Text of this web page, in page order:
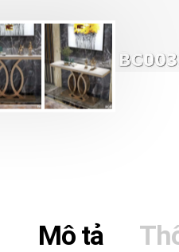
Mô tả